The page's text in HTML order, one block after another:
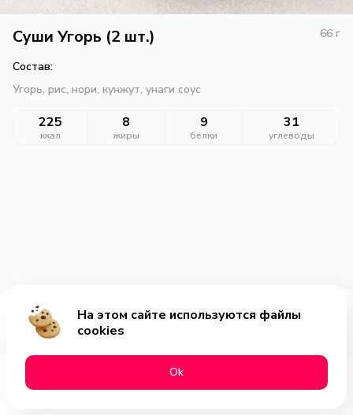
Суши Угорь (2 шт.) 66 г
Состав:
Угорь, рис, нори, кунжут, унаги соус
225
ккал
8
жиры
9
белки
31
углеводы
Добавить за 345₽
На этом сайте используются файлы
cookies
Оk